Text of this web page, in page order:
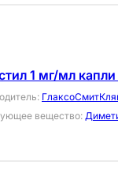
1 мг/мл
:
вещество: